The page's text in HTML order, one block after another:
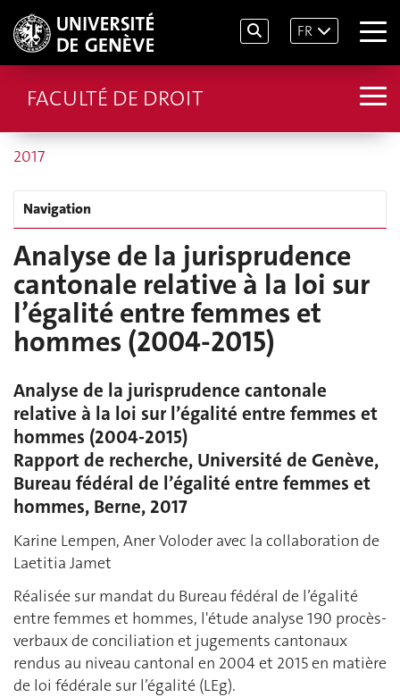
FR
FACULTÉ DE DROIT
2017
Navigation
Analyse de la jurisprudence
cantonale relative à la loi sur
l’égalité entre femmes et
hommes (2004-2015)
Analyse de la jurisprudence cantonale
relative à la loi sur l’égalité entre femmes et
hommes (2004-2015)
Rapport de recherche, Université de Genève,
Bureau fédéral de l’égalité entre femmes et
hommes, Berne, 2017
Karine Lempen, Aner Voloder avec la collaboration de
Laetitia Jamet
Réalisée sur mandat du Bureau fédéral de l’égalité
entre femmes et hommes, l'étude analyse 190 procès-
verbaux de conciliation et jugements cantonaux
rendus au niveau cantonal en 2004 et 2015 en matière
de loi fédérale sur l’égalité (LEg).